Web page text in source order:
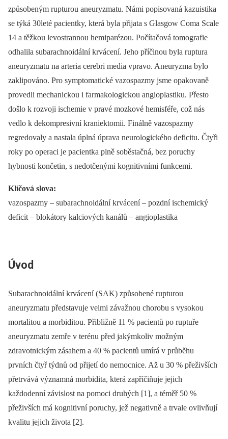
způsobeným rupturou aneuryzmatu. Námi popisovaná kazuistika
se týká 30leté pacientky, která byla přijata s Glasgow Coma Scale
14 a těžkou levostrannou hemiparézou. Počítačová tomografie
odhalila subarachnoidální krvácení. Jeho příčinou byla ruptura
aneuryzmatu na arteria cerebri media vpravo. Aneuryzma bylo
zaklipováno. Pro symptomatické vazospazmy jsme opakovaně
provedli mechanickou i farmakologickou angioplastiku. Přesto
došlo k rozvoji ischemie v pravé mozkové hemisféře, což nás
vedlo k dekompresivní kraniektomii. Finálně vazospazmy
regredovaly a nastala úplná úprava neurologického deficitu. Čtyři
roky po operaci je pacientka plně soběstačná, bez poruchy
hybnosti končetin, s nedotčenými kognitivními funkcemi.
Klíčová slova:
vazospazmy –⁠ subarachnoidální krvácení –⁠ pozdní ischemický
deficit –⁠ blokátory kalciových kanálů –⁠ angioplastika
Úvod
Subarachnoidální krvácení (SAK) způsobené rupturou
aneuryzmatu představuje velmi závažnou chorobu s vysokou
mortalitou a morbiditou. Přibližně 11 % pacientů po ruptuře
aneuryzmatu zemře v terénu před jakýmkoliv možným
zdravotnickým zásahem a 40 % pacientů umírá v průběhu
prvních čtyř týdnů od přijetí do nemocnice. Až u 30 % přeživších
přetrvává významná morbidita, která zapříčiňuje jejich
každodenní závislost na pomoci druhých [1], a téměř 50 %
přeživších má kognitivní poruchy, jež negativně a trvale ovlivňují
kvalitu jejich života [2].